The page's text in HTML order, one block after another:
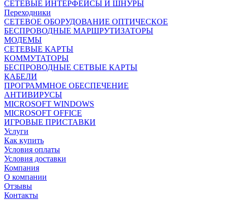
СЕТЕВЫЕ ИНТЕРФЕЙСЫ И ШНУРЫ
Переходники
СЕТЕВОЕ ОБОРУДОВАНИЕ ОПТИЧЕСКОЕ
БЕСПРОВОДНЫЕ МАРШРУТИЗАТОРЫ
МОДЕМЫ
СЕТЕВЫЕ КАРТЫ
КОММУТАТОРЫ
БЕСПРОВОДНЫЕ СЕТВЫЕ КАРТЫ
КАБЕЛИ
ПРОГРАММНОЕ ОБЕСПЕЧЕНИЕ
АНТИВИРУСЫ
MICROSOFT WINDOWS
MICROSOFT OFFICE
ИГРОВЫЕ ПРИСТАВКИ
Услуги
Как купить
Условия оплаты
Условия доставки
Компания
О компании
Отзывы
Контакты